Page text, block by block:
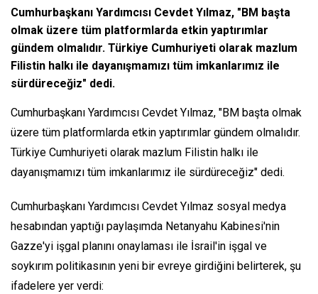
Cumhurbaşkanı Yardımcısı Cevdet Yılmaz, "BM başta
olmak üzere tüm platformlarda etkin yaptırımlar
gündem olmalıdır. Türkiye Cumhuriyeti olarak mazlum
Filistin halkı ile dayanışmamızı tüm imkanlarımız ile
sürdüreceğiz" dedi.
Cumhurbaşkanı Yardımcısı Cevdet Yılmaz, "BM başta olmak
üzere tüm platformlarda etkin yaptırımlar gündem olmalıdır.
Türkiye Cumhuriyeti olarak mazlum Filistin halkı ile
dayanışmamızı tüm imkanlarımız ile sürdüreceğiz" dedi.
Cumhurbaşkanı Yardımcısı Cevdet Yılmaz sosyal medya
hesabından yaptığı paylaşımda Netanyahu Kabinesi'nin
Gazze'yi işgal planını onaylaması ile İsrail'in işgal ve
soykırım politikasının yeni bir evreye girdiğini belirterek, şu
ifadelere yer verdi: